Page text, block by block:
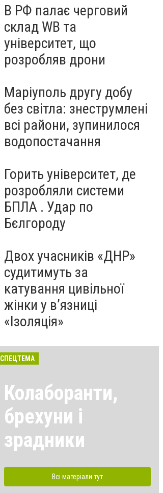
В РФ палає черговий
склад WB та
університет, що
розробляв дрони
Маріуполь другу добу
без світла: знеструмлені
всі райони, зупинилося
водопостачання
Горить університет, де
розробляли системи
БПЛА . Удар по
Бєлгороду
Двох учасників «ДНР»
судитимуть за
катування цивільної
жінки у в’язниці
«Ізоляція»
СПЕЦТЕМА
Колаборанти,
брехуни і
зрадники
Всі матеріали тут